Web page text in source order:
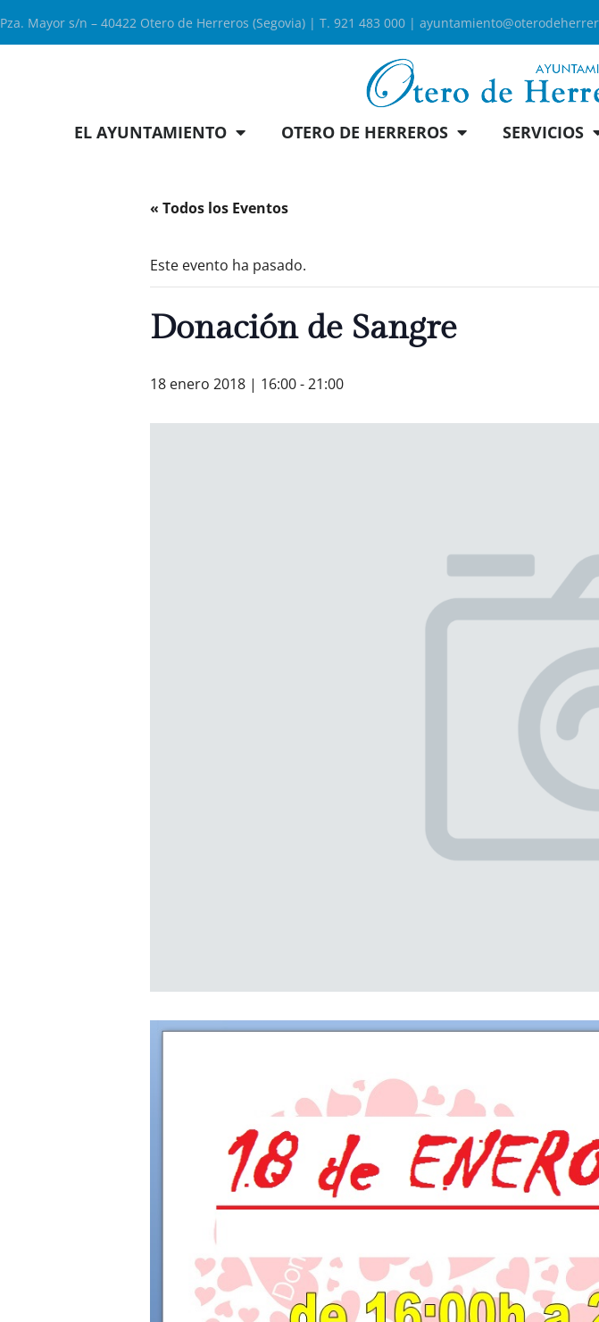
Pza. Mayor s/n – 40422 Otero de Herreros (Segovia) | T. 921 483 000 |
EL AYUNTAMIENTO OTERO DE HERREROS SERVICIOS
« Todos los Eventos
Este evento ha pasado.
Donación de Sangre
18 enero 2018 | 16:00-21:00